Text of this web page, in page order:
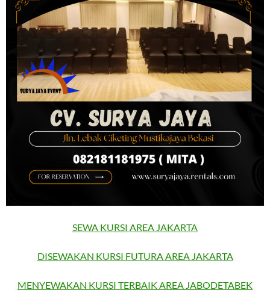
SEWA KURSI AREA JAKARTA
DISEWAKAN KURSI FUTURA AREA JAKARTA
MENYEWAKAN KURSI TERBAIK AREA JABODETABEK